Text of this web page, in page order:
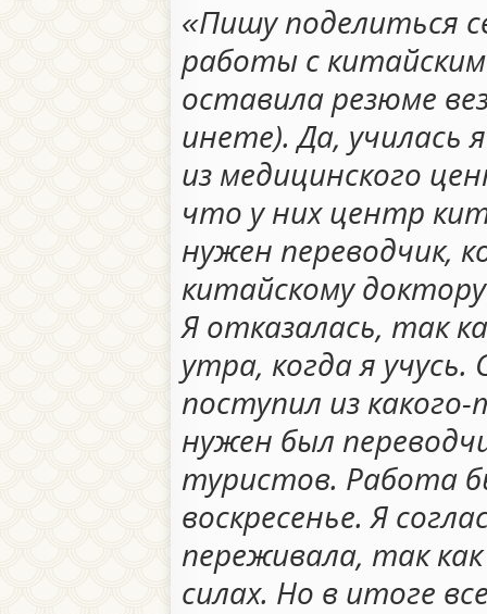
«Пишу поделиться
работы с
оставила резюме
инете). Да, училась
из медицинского
что у них центр
нужен переводчик,
китайскому
Я отказалась, так
утра, когда я
поступил из
нужен был
туристов. Работа
воскресенье. Я
переживала, так
силах. Но в итоге